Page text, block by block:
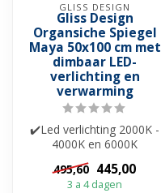
GLISS DESIGN
Gliss Design
Organsiche Spiegel
Maya 50x100 cm met
dimbaar LED-
verlichting en
verwarming
✔️Led verlichting 2000K -
4000K en 6000K
✔️Spiegelverwarming
✔️Touch bediening ✔...
495,60 445,00
3 a 4 dagen